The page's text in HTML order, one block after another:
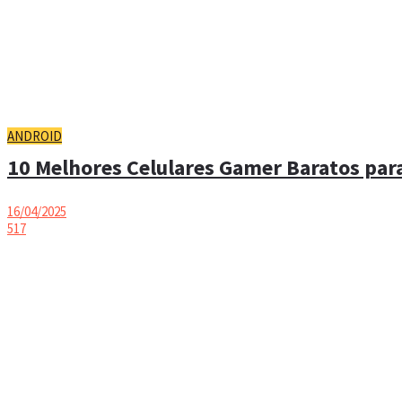
ANDROID
10 Melhores Celulares Gamer Baratos
16/04/2025
517